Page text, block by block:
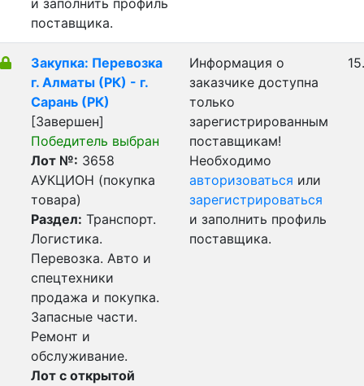
и заполнить профиль
поставщика.
Закупка: Перевозка
г. Алматы (РК) - г.
Сарань (РК)
[Завершен]
Победитель выбран
Лот №: 3658
АУКЦИОН (покупка
товара)
Раздел: Транспорт.
Логистика.
Перевозка. Авто и
спецтехники
продажа и покупка.
Запасные части.
Ремонт и
обслуживание.
Лот с открытой
Информация о
заказчике доступна
только
зарегистрированным
поставщикам!
Необходимо
авторизоваться или
зарегистрироваться
и заполнить профиль
поставщика.